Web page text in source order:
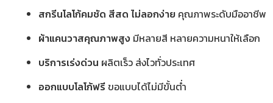
สกรีนโลโก้คมชัด สีสด ไม่ลอกง่าย คุณภาพระดับมืออาชีพ
ผ้าแคนวาสคุณภาพสูง มีหลายสี หลายความหนาให้เลือก
บริการเร่งด่วน ผลิตเร็ว ส่งไวทั่วประเทศ
ออกแบบโลโก้ฟรี ขอแบบได้ไม่มีขั้นต่ำ